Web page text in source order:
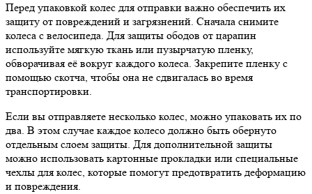
Перед упаковкой колес для отправки важно обеспечить их
защиту от повреждений и загрязнений. Сначала снимите
колеса с велосипеда. Для защиты ободов от царапин
используйте мягкую ткань или пузырчатую пленку,
обворачивая её вокруг каждого колеса. Закрепите пленку с
помощью скотча, чтобы она не сдвигалась во время
транспортировки.
Если вы отправляете несколько колес, можно упаковать их по
два. В этом случае каждое колесо должно быть обернуто
отдельным слоем защиты. Для дополнительной защиты
можно использовать картонные прокладки или специальные
чехлы для колес, которые помогут предотвратить деформацию
и повреждения.